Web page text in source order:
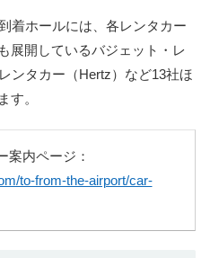
着ホールには、各レンタカー
展開しているバジェット・レ
ンタカー（Hertz）など13社ほ
す。
案内ページ：
to-from-the-airport/car-